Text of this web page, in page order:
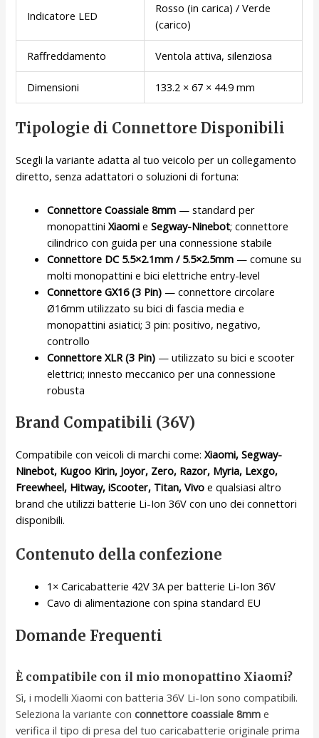
Indicatore LED
Rosso (in carica) / Verde
(carico)
Raffreddamento Ventola attiva, silenziosa
Dimensioni 133.2 × 67 × 44.9 mm
Tipologie di Connettore Disponibili
Scegli la variante adatta al tuo veicolo per un collegamento
diretto, senza adattatori o soluzioni di fortuna:
Connettore Coassiale 8mm — standard per
monopattiniXiaomi eSegway-Ninebot; connettore
cilindrico con guida per una connessione stabile
Connettore DC 5.5×2.1mm / 5.5×2.5mm — comune su
molti monopattini e bici elettriche entry-level
Connettore GX16 (3 Pin) — connettore circolare
Ø16mm utilizzato su bici di fascia media e
monopattini asiatici; 3 pin: positivo, negativo,
controllo
Connettore XLR (3 Pin) — utilizzato su bici e scooter
elettrici; innesto meccanico per una connessione
robusta
Brand Compatibili (36V)
Compatibile con veicoli di marchi come:Xiaomi, Segway-
Ninebot, Kugoo Kirin, Joyor, Zero, Razor, Myria, Lexgo,
Freewheel, Hitway, iScooter, Titan, Vivo e qualsiasi altro
brand che utilizzi batterie Li-Ion 36V con uno dei connettori
disponibili.
Contenuto della confezione
1× Caricabatterie 42V 3A per batterie Li-Ion 36V
Cavo di alimentazione con spina standard EU
Domande Frequenti
È compatibile con il mio monopattino Xiaomi?
Sì, i modelli Xiaomi con batteria 36V Li-Ion sono compatibili.
Seleziona la variante conconnettore coassiale 8mm e
verifica il tipo di presa del tuo caricabatterie originale prima